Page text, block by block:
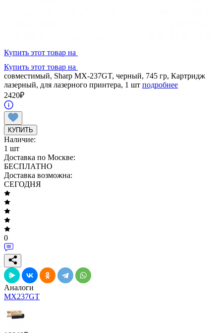
Купить этот товар на
Купить этот товар на
совместимый, Sharp MX-237GT, черный, 745 гр, Картридж
лазерный, для лазерного принтера, 1 шт подробнее
2420₽
КУПИТЬ
Наличие:
1 шт
Доставка по Москве:
БЕСПЛАТНО
Доставка возможна:
СЕГОДНЯ
0
Аналоги
MX237GT